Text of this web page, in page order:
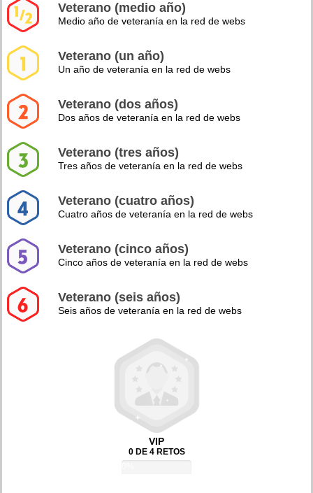
Veterano (medio año)
Medio año de veteranía en la red de webs
Veterano (un año)
Un año de veteranía en la red de webs
Veterano (dos años)
Dos años de veteranía en la red de webs
Veterano (tres años)
Tres años de veteranía en la red de webs
Veterano (cuatro años)
Cuatro años de veteranía en la red de webs
Veterano (cinco años)
Cinco años de veteranía en la red de webs
Veterano (seis años)
Seis años de veteranía en la red de webs
VIP
0 DE 4 RETOS